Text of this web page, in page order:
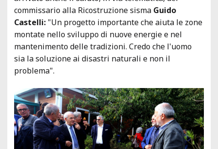
commissario alla Ricostruzione sisma Guido
Castelli: "Un progetto importante che aiuta le zone
montate nello sviluppo di nuove energie e nel
mantenimento delle tradizioni. Credo che l'uomo
sia la soluzione ai disastri naturali e non il
problema".